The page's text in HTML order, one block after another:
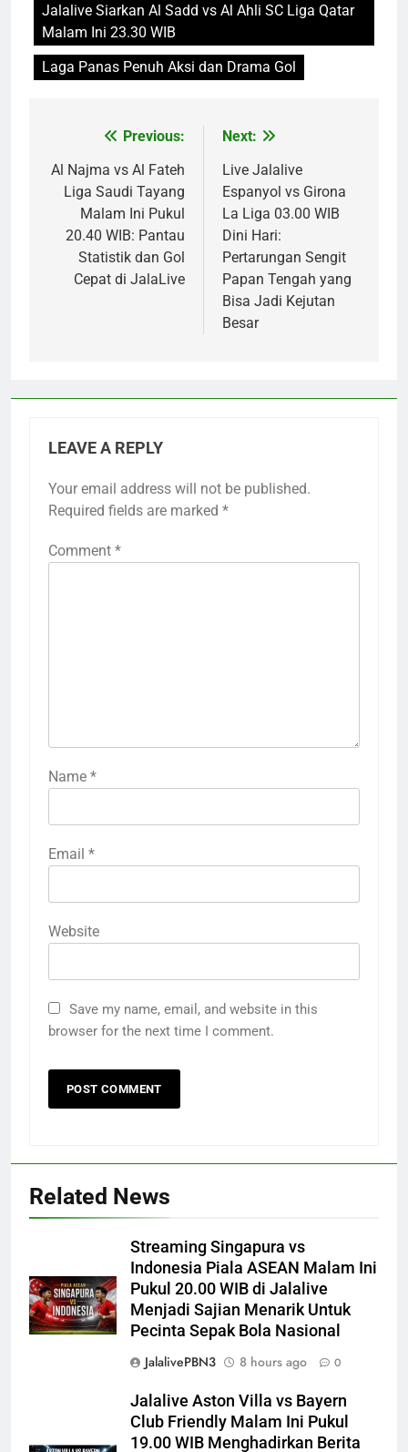
Jalalive Siarkan Al Sadd vs Al Ahli SC Liga Qatar
Malam Ini 23.30 WIB
Laga Panas Penuh Aksi dan Drama Gol
navigation
Previous:
Al Najma vs Al Fateh
Liga Saudi Tayang
Malam Ini Pukul
20.40 WIB: Pantau
Statistik dan Gol
Cepat di JalaLive
Next:
Live Jalalive
Espanyol vs Girona
La Liga 03.00 WIB
Dini Hari:
Pertarungan Sengit
Papan Tengah yang
Bisa Jadi Kejutan
Besar
LEAVE A REPLY
Your email address will not be published.
Required fields are marked *
Comment *
Name *
Email *
Website
Save my name, email, and website in this
browser for the next time I comment.
Related News
Streaming Singapura vs
Indonesia Piala ASEAN Malam Ini
Pukul 20.00 WIB di Jalalive
Menjadi Sajian Menarik Untuk
Pecinta Sepak Bola Nasional
JalalivePBN3
8 hours ago 0
Jalalive Aston Villa vs Bayern
Club Friendly Malam Ini Pukul
19.00 WIB Menghadirkan Berita